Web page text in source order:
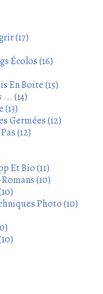
(17)
Écolos (16)
En Boite (15)
(14)
Germées (12)
(12)
Et Bio (11)
(10)
Photo (10)